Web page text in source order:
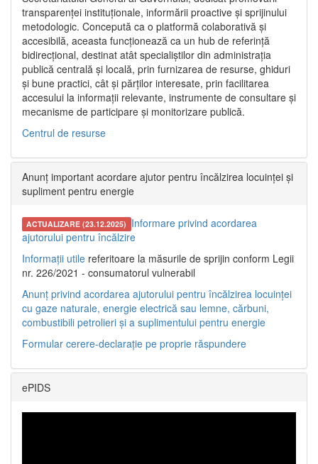
transparenței instituționale, informării proactive și sprijinului
metodologic. Concepută ca o platformă colaborativă și
accesibilă, aceasta funcționează ca un hub de referință
bidirecțional, destinat atât specialiștilor din administrația
publică centrală și locală, prin furnizarea de resurse, ghiduri
și bune practici, cât și părților interesate, prin facilitarea
accesului la informații relevante, instrumente de consultare și
mecanisme de participare și monitorizare publică.
Centrul de resurse
Anunț important acordare ajutor pentru încălzirea locuinței și
supliment pentru energie
ACTUALIZARE (23.12.2025) Informare privind acordarea
ajutorului pentru încălzire
Informații utile referitoare la măsurile de sprijin conform Legii
nr. 226/2021 - consumatorul vulnerabil
Anunț privind acordarea ajutorului pentru încălzirea locuinței
cu gaze naturale, energie electrică sau lemne, cărbuni,
combustibili petrolieri și a suplimentului pentru energie
Formular cerere-declarație pe proprie răspundere
ePIDS